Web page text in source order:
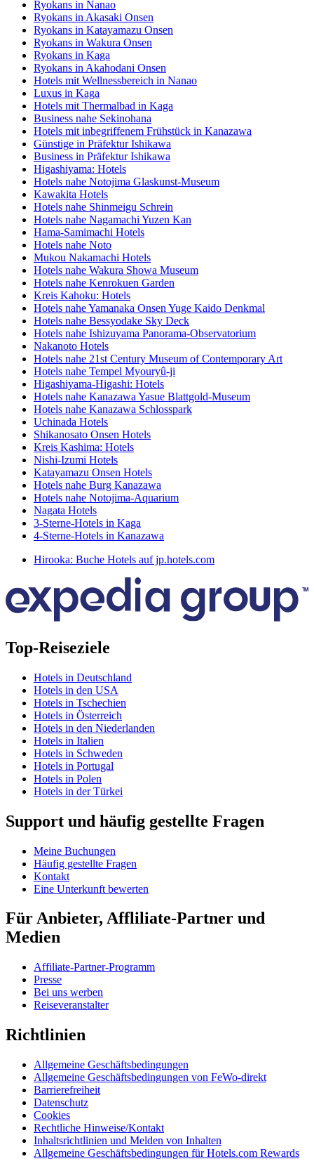
Ryokans in Nanao
Ryokans in Akasaki Onsen
Ryokans in Katayamazu Onsen
Ryokans in Wakura Onsen
Ryokans in Kaga
Ryokans in Akahodani Onsen
Hotels mit Wellnessbereich in Nanao
Luxus in Kaga
Hotels mit Thermalbad in Kaga
Business nahe Sekinohana
Hotels mit inbegriffenem Frühstück in Kanazawa
Günstige in Präfektur Ishikawa
Business in Präfektur Ishikawa
Higashiyama: Hotels
Hotels nahe Notojima Glaskunst-Museum
Kawakita Hotels
Hotels nahe Shinmeigu Schrein
Hotels nahe Nagamachi Yuzen Kan
Hama-Samimachi Hotels
Hotels nahe Noto
Mukou Nakamachi Hotels
Hotels nahe Wakura Showa Museum
Hotels nahe Kenrokuen Garden
Kreis Kahoku: Hotels
Hotels nahe Yamanaka Onsen Yuge Kaido Denkmal
Hotels nahe Bessyodake Sky Deck
Hotels nahe Ishizuyama Panorama-Observatorium
Nakanoto Hotels
Hotels nahe 21st Century Museum of Contemporary Art
Hotels nahe Tempel Myouryû-ji
Higashiyama-Higashi: Hotels
Hotels nahe Kanazawa Yasue Blattgold-Museum
Hotels nahe Kanazawa Schlosspark
Uchinada Hotels
Shikanosato Onsen Hotels
Kreis Kashima: Hotels
Nishi-Izumi Hotels
Katayamazu Onsen Hotels
Hotels nahe Burg Kanazawa
Hotels nahe Notojima-Aquarium
Nagata Hotels
3-Sterne-Hotels in Kaga
4-Sterne-Hotels in Kanazawa
Hirooka: Buche Hotels auf jp.hotels.com
Top-Reiseziele
Hotels in Deutschland
Hotels in den USA
Hotels in Tschechien
Hotels in Österreich
Hotels in den Niederlanden
Hotels in Italien
Hotels in Schweden
Hotels in Portugal
Hotels in Polen
Hotels in der Türkei
Support und häufig gestellte Fragen
Meine Buchungen
Häufig gestellte Fragen
Kontakt
Eine Unterkunft bewerten
Für Anbieter, Affliliate-Partner und
Medien
Affiliate-Partner-Programm
Presse
Bei uns werben
Reiseveranstalter
Richtlinien
Allgemeine Geschäftsbedingungen
Allgemeine Geschäftsbedingungen von FeWo-direkt
Barrierefreiheit
Datenschutz
Cookies
Rechtliche Hinweise/Kontakt
Inhaltsrichtlinien und Melden von Inhalten
Allgemeine Geschäftsbedingungen für Hotels.com Rewards